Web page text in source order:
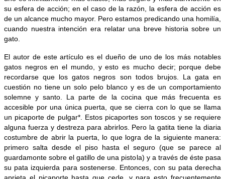
su esfera de acción; en el caso de la razón, la esfera de acción es
de un alcance mucho mayor. Pero estamos predicando una homilía,
cuando nuestra intención era relatar una breve historia sobre un
gato.
El autor de este artículo es el dueño de uno de los más notables
gatos negros en el mundo, y esto es mucho decir; porque debe
recordarse que los gatos negros son todos brujos. La gata en
cuestión no tiene un solo pelo blanco y es de un comportamiento
solemne y santo. La parte de la cocina que más frecuenta es
accesible por una única puerta, que se cierra con lo que se llama
un picaporte de pulgar*. Estos picaportes son toscos y se requiere
alguna fuerza y destreza para abrirlos. Pero la gatita tiene la diaria
costumbre de abrir la puerta, lo que logra de la siguiente manera:
primero salta desde el piso hasta el seguro (que se parece al
guardamonte sobre el gatillo de una pistola) y a través de éste pasa
su pata izquierda para sostenerse. Entonces, con su pata derecha